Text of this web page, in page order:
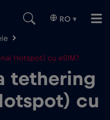
RO ▾
Hotspot) cu eSIM?
tethering
cu